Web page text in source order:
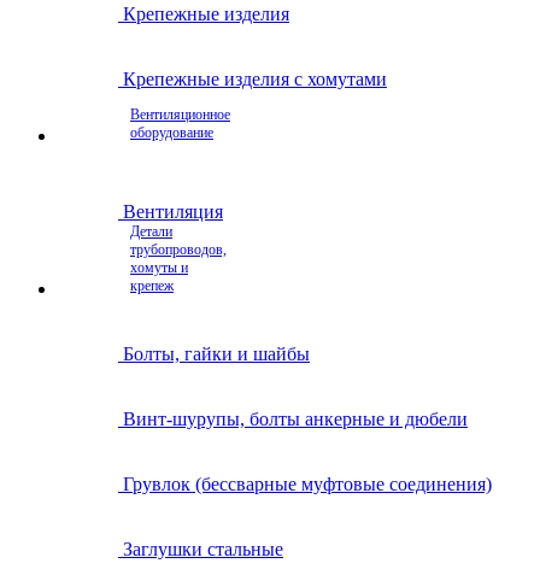
Крепежные изделия
Крепежные изделия с хомутами
Вентиляционное
оборудование
Вентиляция
Детали
трубопроводов,
хомуты и
крепеж
Болты, гайки и шайбы
Винт-шурупы, болты анкерные и дюбели
Грувлок (бессварные муфтовые соединения)
Заглушки стальные